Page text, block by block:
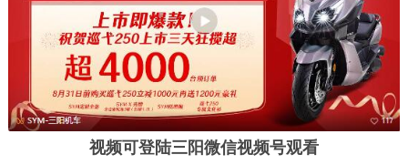
视频可登陆三阳微信视频号观看